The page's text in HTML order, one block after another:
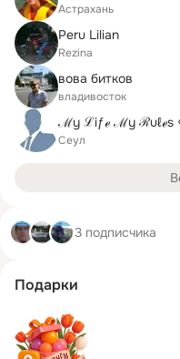
Астрахань
Peru Lilian
Rezina
вова битков
владивосток
ℳy ℒiƒℯ ℳy ℛuℓℯs
Сеул
3 подписчика
Подарки